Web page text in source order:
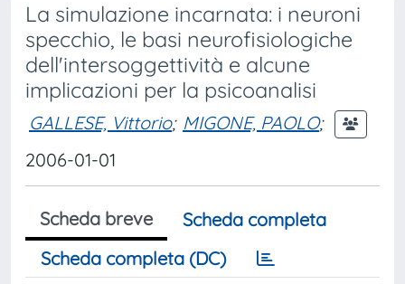
La simulazione incarnata: i neuroni
specchio, le basi neurofisiologiche
dell'intersoggettività e alcune
implicazioni per la psicoanalisi
GALLESE, Vittorio; MIGONE, PAOLO;
2006-01-01
Scheda breve
Scheda completa
Scheda completa (DC)